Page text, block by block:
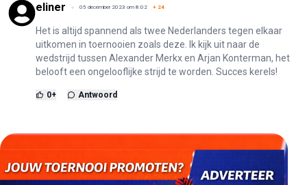
eliner 05 december 2023 om 8:02 + 24
Het is altijd spannend als twee Nederlanders tegen elkaar
uitkomen in toernooien zoals deze. Ik kijk uit naar de
wedstrijd tussen Alexander Merkx en Arjan Konterman, het
belooft een ongelooflijke strijd te worden. Succes kerels!
0+ Antwoord